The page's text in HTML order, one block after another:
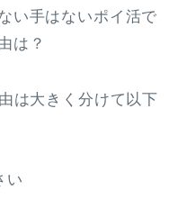
い手はないポイ活で
は？
は大きく分けて以下
い